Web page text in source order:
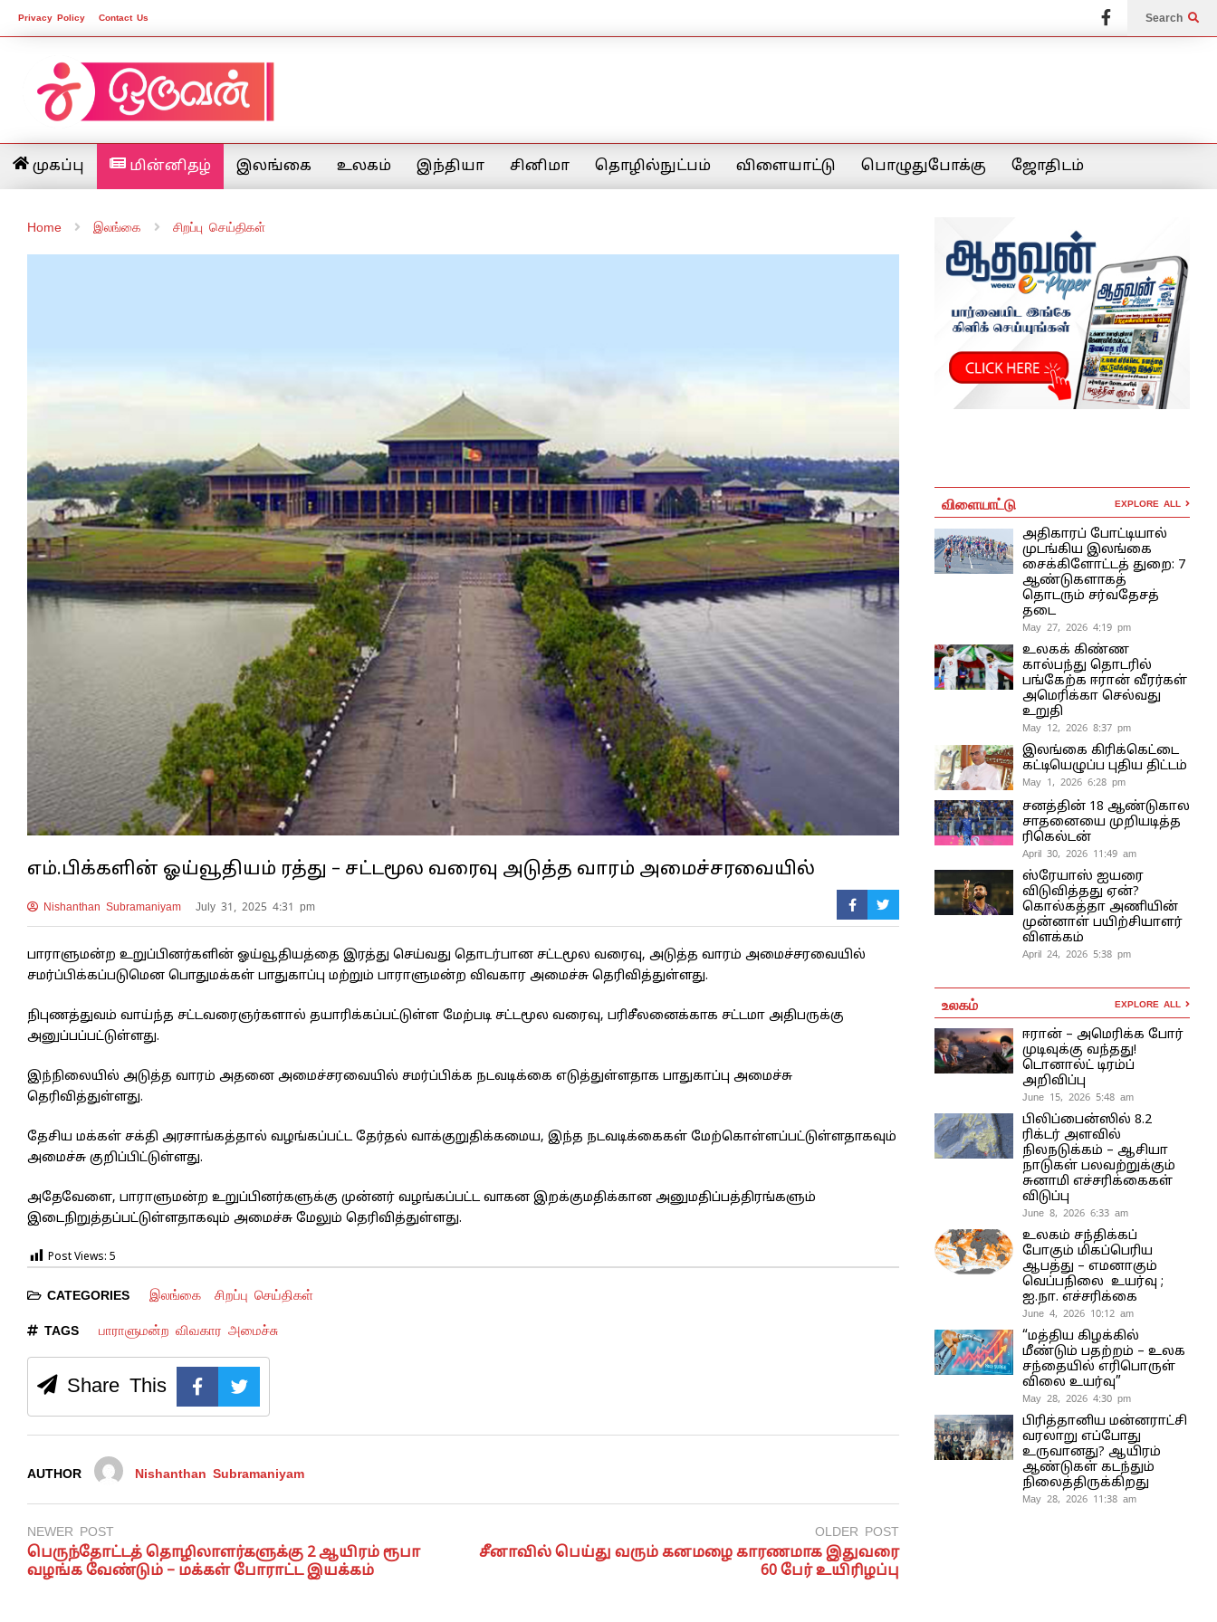
Privacy Policy Contact Us Search
முகப்பு மின்னிதழ் இலங்கை உலகம் இந்தியா சினிமா தொழில்நுட்பம் விளையாட்டு பொழுதுபோக்கு ஜோதிடம்
Home இலங்கை சிறப்பு செய்திகள்
எம்.பிக்களின் ஓய்வூதியம் ரத்து – சட்டமூல வரைவு அடுத்த வாரம் அமைச்சரவையில்
Nishanthan Subramaniyam July 31, 2025 4:31 pm
பாராளுமன்ற உறுப்பினர்களின் ஓய்வூதியத்தை இரத்து செய்வது தொடர்பான சட்டமூல வரைவு, அடுத்த வாரம் அமைச்சரவையில்
சமர்ப்பிக்கப்படுமென பொதுமக்கள் பாதுகாப்பு மற்றும் பாராளுமன்ற விவகார அமைச்சு தெரிவித்துள்ளது.
நிபுணத்துவம் வாய்ந்த சட்டவரைஞர்களால் தயாரிக்கப்பட்டுள்ள மேற்படி சட்டமூல வரைவு, பரிசீலனைக்காக சட்டமா அதிபருக்கு
அனுப்பப்பட்டுள்ளது.
இந்நிலையில் அடுத்த வாரம் அதனை அமைச்சரவையில் சமர்ப்பிக்க நடவடிக்கை எடுத்துள்ளதாக பாதுகாப்பு அமைச்சு
தெரிவித்துள்ளது.
தேசிய மக்கள் சக்தி அரசாங்கத்தால் வழங்கப்பட்ட தேர்தல் வாக்குறுதிக்கமைய, இந்த நடவடிக்கைகள் மேற்கொள்ளப்பட்டுள்ளதாகவும்
அமைச்சு குறிப்பிட்டுள்ளது.
அதேவேளை, பாராளுமன்ற உறுப்பினர்களுக்கு முன்னர் வழங்கப்பட்ட வாகன இறக்குமதிக்கான அனுமதிப்பத்திரங்களும்
இடைநிறுத்தப்பட்டுள்ளதாகவும் அமைச்சு மேலும் தெரிவித்துள்ளது.
Post Views: 5
CATEGORIES இலங்கை சிறப்பு செய்திகள்
TAGS பாராளுமன்ற விவகார அமைச்சு
Share This
AUTHOR Nishanthan Subramaniyam
NEWER POST
பெருந்தோட்டத் தொழிலாளர்களுக்கு 2 ஆயிரம் ரூபா
வழங்க வேண்டும் – மக்கள் போராட்ட இயக்கம்
OLDER POST
சீனாவில் பெய்து வரும் கனமழை காரணமாக இதுவரை
60 பேர் உயிரிழப்பு
விளையாட்டு EXPLORE ALL
அதிகாரப் போட்டியால்
முடங்கிய இலங்கை
சைக்கிளோட்டத் துறை: 7
ஆண்டுகளாகத்
தொடரும் சர்வதேசத்
தடை
May 27, 2026 4:19 pm
உலகக் கிண்ண
கால்பந்து தொடரில்
பங்கேற்க ஈரான் வீரர்கள்
அமெரிக்கா செல்வது
உறுதி
May 12, 2026 8:37 pm
இலங்கை கிரிக்கெட்டை
கட்டியெழுப்ப புதிய திட்டம்
May 1, 2026 6:28 pm
சனத்தின் 18 ஆண்டுகால
சாதனையை முறியடித்த
ரிகெல்டன்
April 30, 2026 11:49 am
ஸ்ரேயாஸ் ஐயரை
விடுவித்தது ஏன்?
கொல்கத்தா அணியின்
முன்னாள் பயிற்சியாளர்
விளக்கம்
April 24, 2026 5:38 pm
உலகம் EXPLORE ALL
ஈரான் – அமெரிக்க போர்
முடிவுக்கு வந்தது!
டொனால்ட் டிரம்ப்
அறிவிப்பு
June 15, 2026 5:48 am
பிலிப்பைன்ஸில் 8.2
ரிக்டர் அளவில்
நிலநடுக்கம் – ஆசியா
நாடுகள் பலவற்றுக்கும்
சுனாமி எச்சரிக்கைகள்
விடுப்பு
June 8, 2026 6:33 am
உலகம் சந்திக்கப்
போகும் மிகப்பெரிய
ஆபத்து – எமனாகும்
வெப்பநிலை உயர்வு ;
ஐ.நா. எச்சரிக்கை
June 4, 2026 10:12 am
“மத்திய கிழக்கில்
மீண்டும் பதற்றம் – உலக
சந்தையில் எரிபொருள்
விலை உயர்வு”
May 28, 2026 4:30 pm
பிரித்தானிய மன்னராட்சி
வரலாறு எப்போது
உருவானது? ஆயிரம்
ஆண்டுகள் கடந்தும்
நிலைத்திருக்கிறது
May 28, 2026 11:38 am